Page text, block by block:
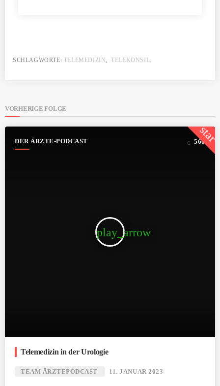
SCHLAGWORTE: TELEMEDIZIN,TELEKONSIL.
VORHERIGE FOLGE
DER ÄRZTE-PODCAST
play_arrow
560
star
Telemedizin in der Urologie
TEAM ÄRZTEPODCAST 11. JANUAR 2023